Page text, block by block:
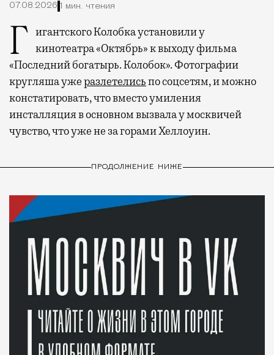
07.08.2026 1 мин. чтения
Гигантского Колобка установили у кинотеатра «Октябрь» к выходу фильма
«Последний богатырь. Колобок». Фотографии
кругляша ужеразлетелисьпо соцсетям, и можно
констатировать, что вместо умиления
инсталляция в основном вызвала у москвичей
чувство, что уже не за горами Хеллоуин.
ПРОДОЛЖЕНИЕ НИЖЕ